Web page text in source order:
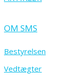
OM SMS
Bestyrelsen
Vedtægter